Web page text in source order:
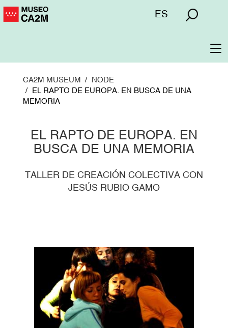
Skip
to
Menú
ES
CA2M MUSEUM
NODE
EL RAPTO DE EUROPA. EN BUSCA DE UNA
MEMORIA
EL RAPTO DE EUROPA. EN
BUSCA DE UNA MEMORIA
TALLER DE CREACIÓN COLECTIVA CON
JESÚS RUBIO GAMO